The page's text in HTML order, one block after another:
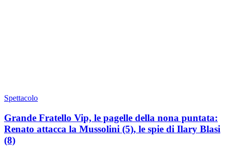
Spettacolo
Grande Fratello Vip, le pagelle della nona puntata:
Renato attacca la Mussolini (5), le spie di Ilary Blasi
(8)